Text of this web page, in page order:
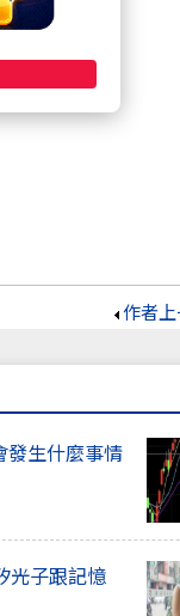
作者
發生什麼事情
光子跟記憶